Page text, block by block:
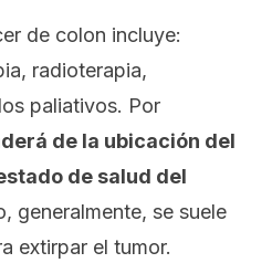
de colon incluye:
radioterapia,
paliativos. Por
de la ubicación del
de salud del
generalmente, se suele
extirpar el tumor.